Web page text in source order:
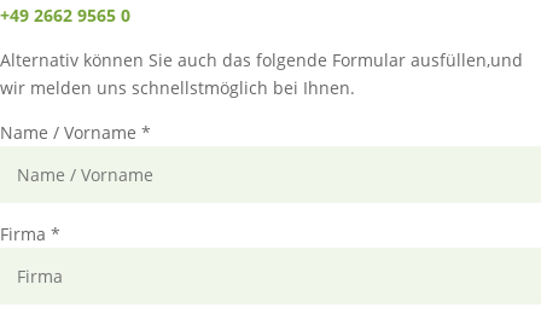
+49 2662 9565 0
Alternativ können Sie auch das folgende Formular ausfüllen,und
wir melden uns schnellstmöglich bei Ihnen.
Name / Vorname *
Firma *